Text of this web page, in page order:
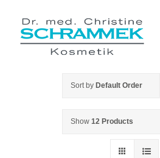
content
Sort by Default Order
Show 12 Products